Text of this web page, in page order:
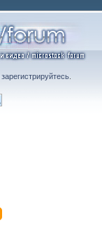
зарегистрируйтесь.